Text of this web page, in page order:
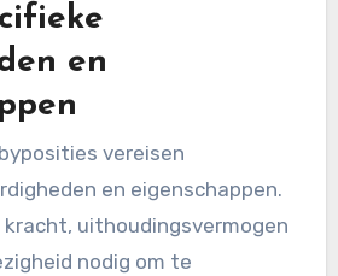
en
vereisen
en eigenschappen.
kracht, uithoudingsvermogen
nodig om te